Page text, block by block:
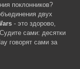
поклонников?
двух
- это здорово,
сами: десятки
говорят сами за